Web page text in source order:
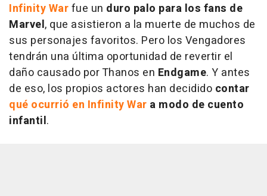
Infinity Warfue un duro palo para los fans de
Marvel, que asistieron a la muerte de muchos de
sus personajes favoritos. Pero los Vengadores
tendrán una última oportunidad de revertir el
daño causado por Thanos en Endgame. Y antes
de eso, los propios actores han decidido contar
qué ocurrió en Infinity War a modo de cuento
infantil.